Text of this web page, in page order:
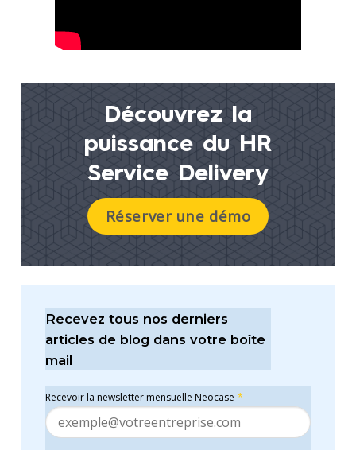
Découvrez la
puissance du HR
Service Delivery
Réserver une démo
Recevez tous nos derniers
articles de blog dans votre boîte
mail
Recevoir la newsletter mensuelle Neocase *